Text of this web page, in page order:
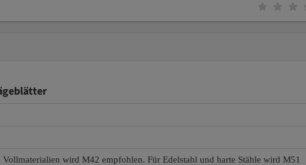
wird M42 empfohlen. Für Edelstahl und harte Stähle wird M51